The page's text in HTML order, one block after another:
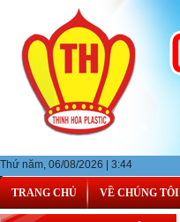
Thứ năm, 06/08/2026 | 3:44
TRANG CHỦ VỀ CHÚNG TÔI